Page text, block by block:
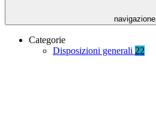
navigazione
Categorie
Disposizioni generali 22